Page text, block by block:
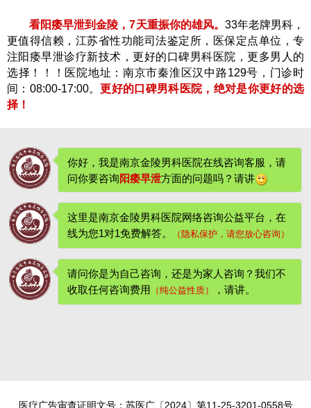
看阳痿早泄到金陵，7天重振你的雄风。 33年老牌男科，
更值得信赖，江苏省性功能司法鉴定所，医保定点单位，专
注阳痿早泄诊疗新技术，更好的口碑男科医院，更多男人的
选择！！！医院地址：南京市秦淮区汉中路129号，门诊时
间：08:00-17:00。更好的口碑男科医院，绝对是你更好的选
择！
你好，我是南京金陵男科医院在线咨询客服，请
问你要咨询阳痿早泄方面的问题吗？请讲
这里是南京金陵男科医院网络咨询公益平台，在
线为您1对1免费解答。
（隐私保护，请您放心咨询）
请问你是为自己咨询，还是为家人咨询？我们不
收取任何咨询费用 （纯公益性质） ，请讲。
医疗广告审查证明文号：苏医广〔2024〕第11-25-3201-0558号